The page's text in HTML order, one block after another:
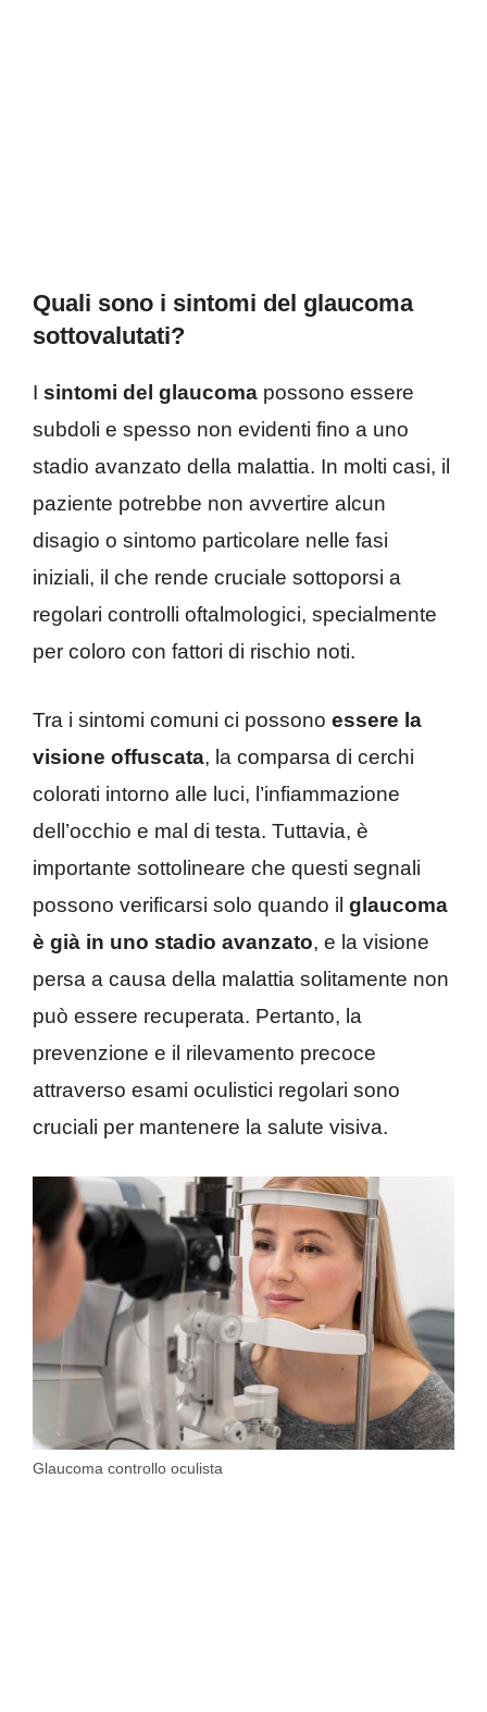
Quali sono i sintomi del glaucoma
sottovalutati?
I sintomi del glaucoma possono essere
subdoli e spesso non evidenti fino a uno
stadio avanzato della malattia. In molti casi, il
paziente potrebbe non avvertire alcun
disagio o sintomo particolare nelle fasi
iniziali, il che rende cruciale sottoporsi a
regolari controlli oftalmologici, specialmente
per coloro con fattori di rischio noti.
Tra i sintomi comuni ci possono essere la
visione offuscata, la comparsa di cerchi
colorati intorno alle luci, l’infiammazione
dell’occhio e mal di testa. Tuttavia, è
importante sottolineare che questi segnali
possono verificarsi solo quando il glaucoma
è già in uno stadio avanzato, e la visione
persa a causa della malattia solitamente non
può essere recuperata. Pertanto, la
prevenzione e il rilevamento precoce
attraverso esami oculistici regolari sono
cruciali per mantenere la salute visiva.
Glaucoma controllo oculista